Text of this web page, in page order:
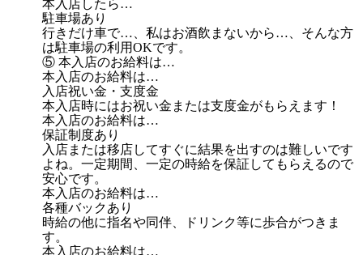
本入店したら…
駐車場あり
行きだけ車で…、私はお酒飲まないから…、そんな方
は駐車場の利用OKです。
⑤ 本入店のお給料は…
本入店のお給料は…
入店祝い金・支度金
本入店時にはお祝い金または支度金がもらえます！
本入店のお給料は…
保証制度あり
入店または移店してすぐに結果を出すのは難しいです
よね。一定期間、一定の時給を保証してもらえるので
安心です。
本入店のお給料は…
各種バックあり
時給の他に指名や同伴、ドリンク等に歩合がつきま
す。
本入店のお給料は…